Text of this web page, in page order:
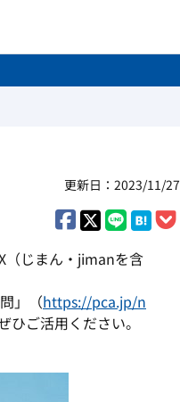
更新日：2023/11/27
（じまん・jimanを含
」（https://pca.jp/n
ご活用ください。